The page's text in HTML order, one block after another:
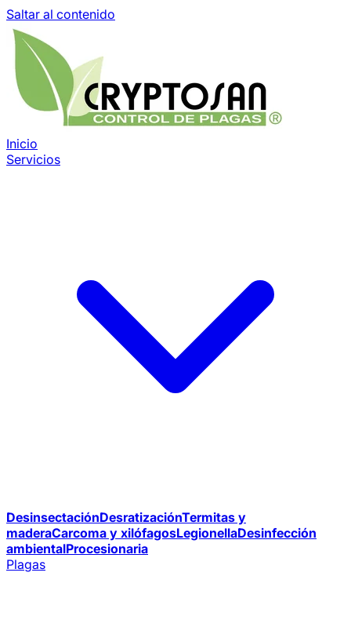
Saltar al contenido
Inicio
Servicios
DesinsectaciónDesratizaciónTermitas y
maderaCarcoma y xilófagosLegionellaDesinfección
ambientalProcesionaria
Plagas